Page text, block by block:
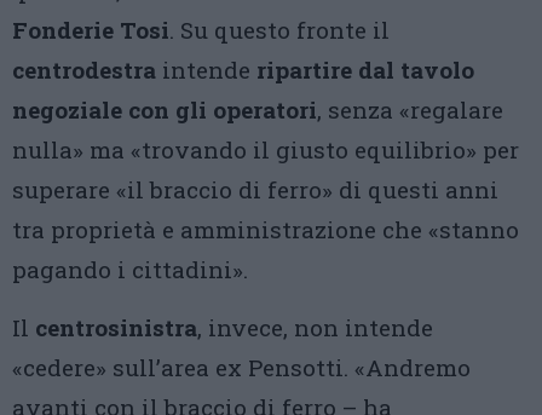
Fonderie Tosi. Su questo fronte il
centrodestra intende ripartire dal tavolo
negoziale con gli operatori, senza «regalare
nulla» ma «trovando il giusto equilibrio» per
superare «il braccio di ferro» di questi anni
tra proprietà e amministrazione che «stanno
pagando i cittadini».
Il centrosinistra, invece, non intende
«cedere» sull’area ex Pensotti. «Andremo
avanti con il braccio di ferro – ha